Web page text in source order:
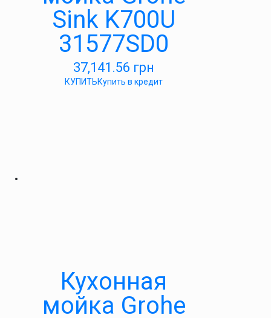
Sink K700U
31577SD0
37,141.56 грн
КУПИТЬКупить в кредит
Кухонная
мойка Grohe